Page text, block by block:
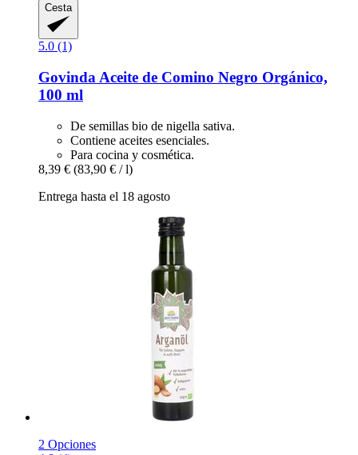
Cesta
5.0 (1)
Govinda Aceite de Comino Negro Orgánico,
100 ml
De semillas bio de nigella sativa.
Contiene aceites esenciales.
Para cocina y cosmética.
8,39 € (83,90 € / l)
Entrega hasta el 18 agosto
2 Opciones